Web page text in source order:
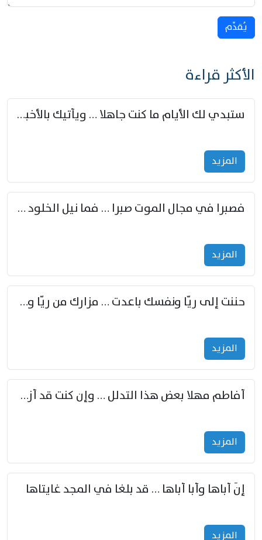
يُقدِّم
الأكثر قراءة
ستبدي لك الأيام ما كنت جاهلا … ويأتيك بالأخبار من لم تزوّد
المزید
فصبرا في مجال الموت صبرا … فما نيل الخلود بمستطاع
المزید
حننت إلى ريّا ونفسك باعدت … مزارك من ريّا وشعباكما معا
المزید
أفاطم مهلا بعض هذا التدلل … وإن كنت قد أزمعت صرمي فأجملي
المزید
إنّ أباها وأبا أباها … قد بلغا في المجد غايتاها
المزید